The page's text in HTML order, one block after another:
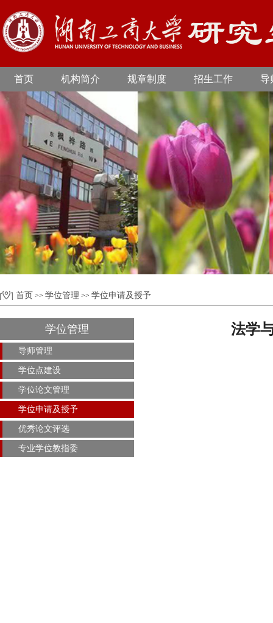
首页 机构简介 规章制度 招生工作 导
首页 >> 学位管理 >> 学位申请及授予
学位管理
导师管理
学位点建设
学位论文管理
学位申请及授予
优秀论文评选
专业学位教指委
法学